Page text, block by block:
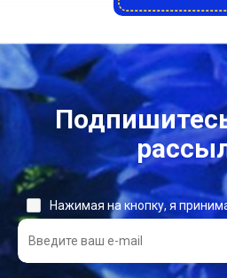
Нажимая на кнопку, я